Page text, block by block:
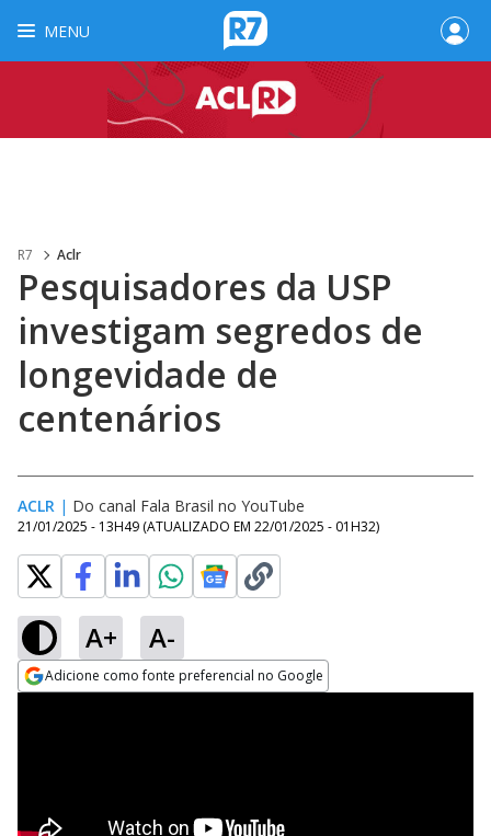
MENU
R7 Aclr
Pesquisadores da USP
investigam segredos de
longevidade de
centenários
ACLR | Do canal Fala Brasil no YouTube
21/01/2025 - 13H49 (ATUALIZADO EM 22/01/2025 - 01H32)
A+ A-
Adicione como fonte preferencial no Google